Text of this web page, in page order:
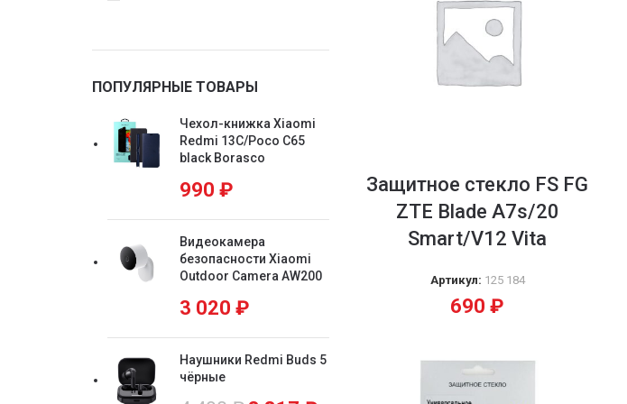
ПОПУЛЯРНЫЕ ТОВАРЫ
Чехол-книжка Xiaomi
Redmi 13C/Poco C65
black Borasco
990 ₽
Видеокамера
безопасности Xiaomi
Outdoor Camera AW200
3 020 ₽
Наушники Redmi Buds 5
чёрные
Защитное стекло FS FG
ZTE Blade A7s/20
Smart/V12 Vita
Артикул: 125 184
690₽